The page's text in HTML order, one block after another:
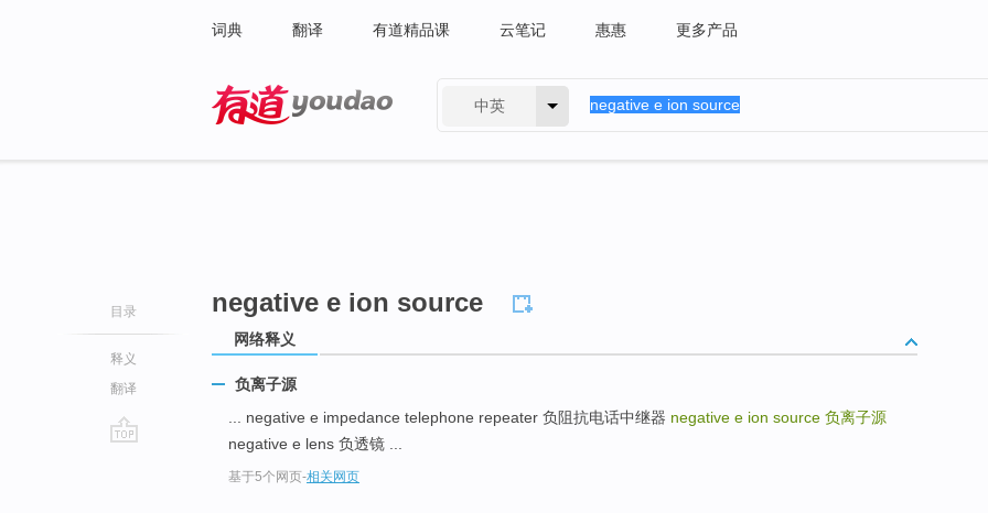
词典 翻译 有道精品课 云笔记 惠惠 更多产品
中英
目录
释义
翻译
negative e ion source
网络释义
负离子源
... negative e impedance telephone repeater 负阻抗电话中继器 negative e ion source 负离子源
negative e lens 负透镜 ...
基于5个网页-相关网页